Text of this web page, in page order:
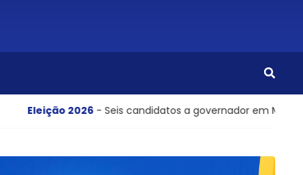
- Seis candidatos a governador em Mato Grosso em 2026